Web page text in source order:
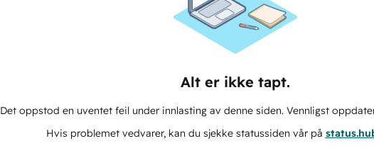
Alt er ikke tapt.
Det oppstod en uventet feil under innlasting av denne siden. Vennligst
Hvis problemet vedvarer, kan du sjekke statussiden vår på